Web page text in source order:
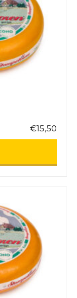
€15,50